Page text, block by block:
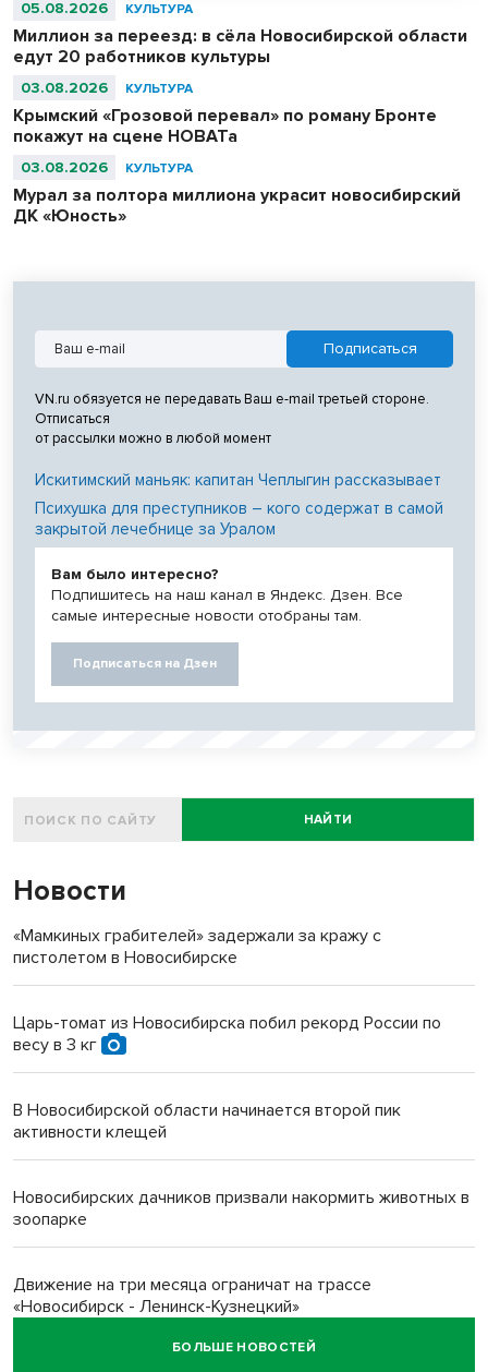
05.08.2026 КУЛЬТУРА
Миллион за переезд: в сёла Новосибирской области
едут 20 работников культуры
03.08.2026 КУЛЬТУРА
Крымский «Грозовой перевал» по роману Бронте
покажут на сцене НОВАТа
03.08.2026 КУЛЬТУРА
Мурал за полтора миллиона украсит новосибирский
ДК «Юность»
VN.ru обязуется не передавать Ваш e-mail третьей стороне.
Отписаться
от рассылки можно в любой момент
Искитимский маньяк: капитан Чеплыгин рассказывает
Психушка для преступников – кого содержат в самой
закрытой лечебнице за Уралом
Вам было интересно?
Подпишитесь на наш канал в Яндекс. Дзен. Все
самые интересные новости отобраны там.
Подписаться на Дзен
НАЙТИ
Новости
«Мамкиных грабителей» задержали за кражу с
пистолетом в Новосибирске
Царь-томат из Новосибирска побил рекорд России по
весу в 3 кг
В Новосибирской области начинается второй пик
активности клещей
Новосибирских дачников призвали накормить животных в
зоопарке
Движение на три месяца ограничат на трассе
«Новосибирск - Ленинск-Кузнецкий»
БОЛЬШЕ НОВОСТЕЙ